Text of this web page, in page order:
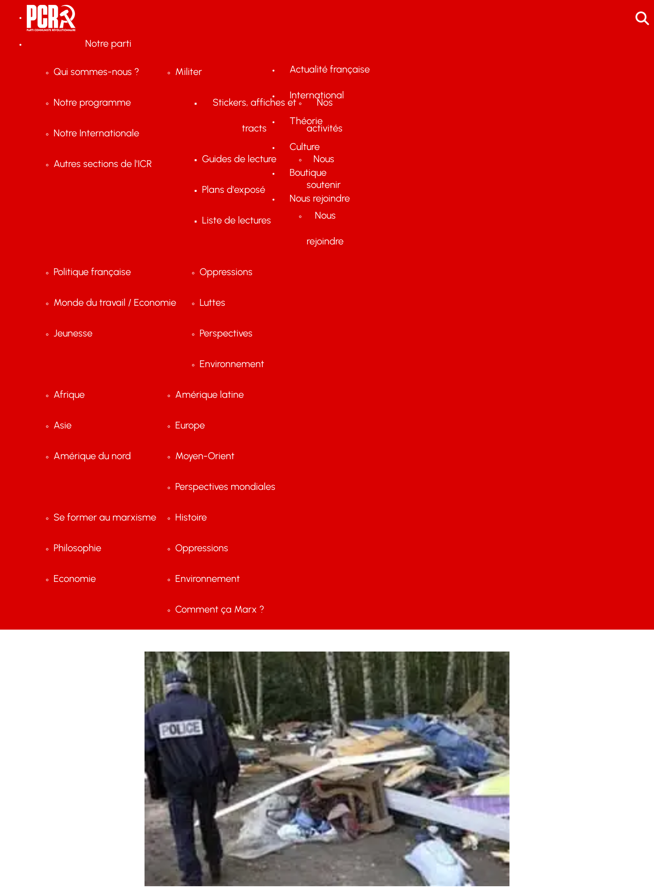
Notre parti
Qui sommes-nous ?
Notre programme
Notre Internationale
Autres sections de l'ICR
Militer
Stickers, affiches et
tracts
Guides de lecture
Plans d'exposé
Liste de lectures
Nos
activités
Nous
soutenir
Nous
rejoindre
Actualité française
Politique française
Monde du travail / Economie
Jeunesse
Oppressions
Luttes
Perspectives
Environnement
International
Afrique
Asie
Amérique du nord
Amérique latine
Europe
Moyen-Orient
Perspectives mondiales
Théorie
Se former au marxisme
Philosophie
Economie
Histoire
Oppressions
Environnement
Comment ça Marx ?
Culture
Boutique
Nous rejoindre